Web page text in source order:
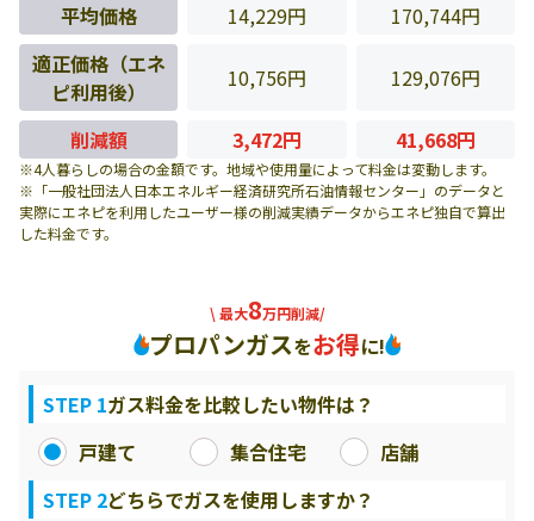
平均価格
14,229円
170,744円
適正価格（エネ
ピ利用後）
10,756円 129,076円
削減額 3,472円 41,668円
※4人暮らしの場合の金額です。地域や使用量によって料金は変動します。
※「一般社団法人日本エネルギー経済研究所石油情報センター」のデータと
実際にエネピを利用したユーザー様の削減実績データからエネピ独自で算出
した料金です。
\ 最大8万円削減/
プロパンガスをお得に!
STEP 1ガス料金を比較したい物件は？
戸建て
集合住宅
店舗
STEP 2どちらでガスを使用しますか？